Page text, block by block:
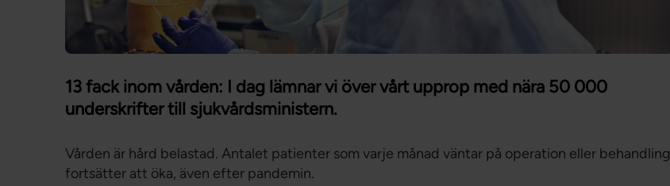
13 fack inom vården: I dag lämnar vi över vårt upprop med nära 50 000
underskrifter till sjukvårdsministern.
Vården är hård belastad. Antalet patienter som varje månad väntar på operation eller behandling
fortsätter att öka, även efter pandemin.